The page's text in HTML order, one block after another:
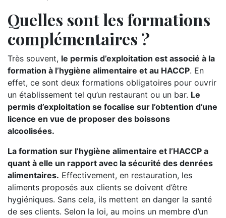
Quelles sont les formations
complémentaires ?
Très souvent, le permis d’exploitation est associé à la
formation à l’hygiène alimentaire et au HACCP. En
effet, ce sont deux formations obligatoires pour ouvrir
un établissement tel qu’un restaurant ou un bar. Le
permis d’exploitation se focalise sur l’obtention d’une
licence en vue de proposer des boissons
alcoolisées.
La formation sur l’hygiène alimentaire et l’HACCP a
quant à elle un rapport avec la sécurité des denrées
alimentaires. Effectivement, en restauration, les
aliments proposés aux clients se doivent d’être
hygiéniques. Sans cela, ils mettent en danger la santé
de ses clients. Selon la loi, au moins un membre d’un